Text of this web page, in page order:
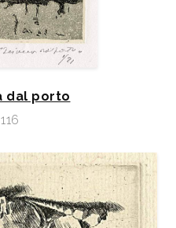
dal porto